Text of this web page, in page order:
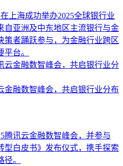
上海成功举办2025全球银行业
自亚洲及中东地区主流银行与金
策者踊跃参与，为金融行业跨区
台。
金融数智峰会，共启银行业分布
腾讯云金融数智峰会，并参与
型白皮书》发布仪式，携手探索
。